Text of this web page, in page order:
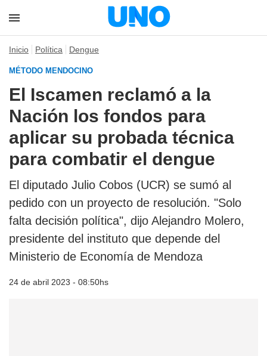
Inicio Política Dengue
MÉTODO MENDOCINO
El Iscamen reclamó a la
Nación los fondos para
aplicar su probada técnica
para combatir el dengue
El diputado Julio Cobos (UCR) se sumó al
pedido con un proyecto de resolución. "Solo
falta decisión política", dijo Alejandro Molero,
presidente del instituto que depende del
Ministerio de Economía de Mendoza
24 de abril 2023 - 08:50hs